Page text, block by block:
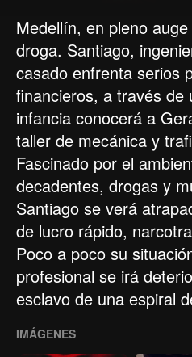
Medellín, en pleno
droga. Santiago,
casado enfrenta serios
financieros, a través de
infancia conocerá a
taller de mecánica y
Fascinado por el
decadentes, drogas y
Santiago se verá
de lucro rápido,
Poco a poco su
profesional se irá
esclavo de una espiral
IMÁGENES